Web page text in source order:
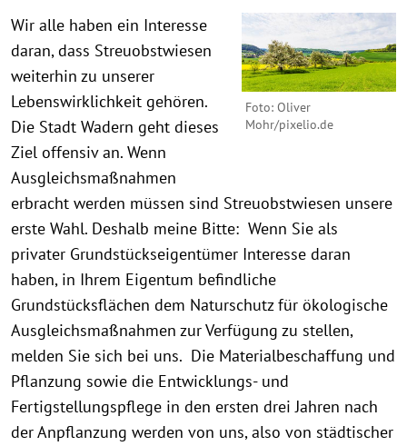
Foto: Oliver
Mohr/pixelio.de
Wir alle haben ein Interesse
daran, dass Streuobstwiesen
weiterhin zu unserer
Lebenswirklichkeit gehören.
Die Stadt Wadern geht dieses
Ziel offensiv an. Wenn
Ausgleichsmaßnahmen
erbracht werden müssen sind Streuobstwiesen unsere
erste Wahl. Deshalb meine Bitte: Wenn Sie als
privater Grundstückseigentümer Interesse daran
haben, in Ihrem Eigentum befindliche
Grundstücksflächen dem Naturschutz für ökologische
Ausgleichsmaßnahmen zur Verfügung zu stellen,
melden Sie sich bei uns. Die Materialbeschaffung und
Pflanzung sowie die Entwicklungs- und
Fertigstellungspflege in den ersten drei Jahren nach
der Anpflanzung werden von uns, also von städtischer